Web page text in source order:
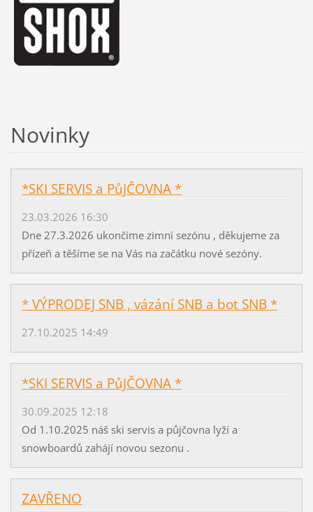
Novinky
*SKI SERVIS a PůJČOVNA *
23.03.2026 16:30
Dne 27.3.2026 ukončíme zimní sezónu , děkujeme za
přízeň a těšíme se na Vás na začátku nové sezóny.
* VÝPRODEJ SNB , vázání SNB a bot SNB *
27.10.2025 14:49
*SKI SERVIS a PůJČOVNA *
30.09.2025 12:18
Od 1.10.2025 náš ski servis a půjčovna lyží a
snowboardů zahájí novou sezonu .
ZAVŘENO